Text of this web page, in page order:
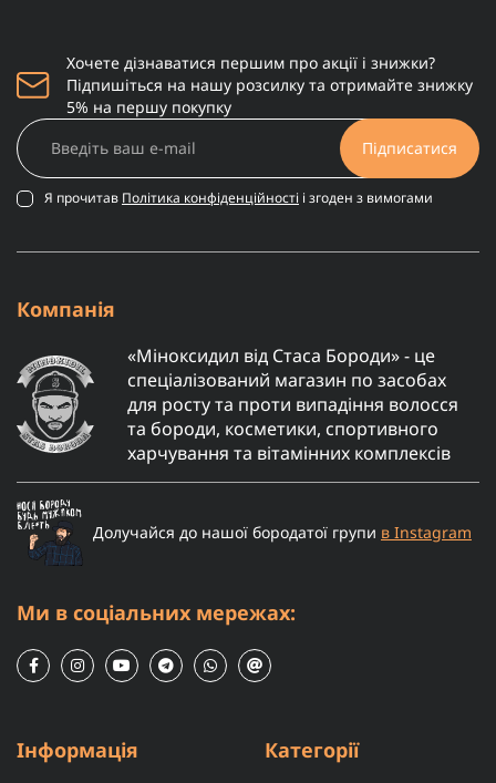
Хочете дізнаватися першим про акції і знижки?
Підпишіться на нашу розсилку та отримайте знижку
5% на першу покупку
Підписатися
Я прочитав Політика конфіденційності і згоден з вимогами
Компанія
«Міноксидил від Стаса Бороди» - це
спеціалізований магазин по засобах
для росту та проти випадіння волосся
та бороди, косметики, спортивного
харчування та вітамінних комплексів
Долучайся до нашої бородатої групи в Instagram
Ми в соціальних мережах:
Інформація Категорії